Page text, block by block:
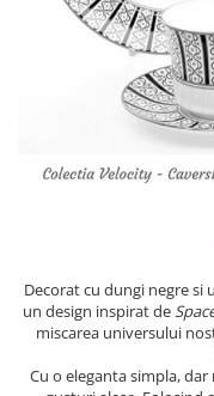
SUB 3000
PRODUSE
CĂNI
ACCESORII PENTRU
SET CEAI &AMP; DESERT
ACCESORII DECORATIVE
SETURI DE CAFEA
AZAY CASA
PORTMEIRION
VILLA ALTACHIARA
COLECȚII
CORPURI DE ILUMINAT
WATERFORD
SALVIATI
ROYAL ALBERT
AZAY CASA
SETURI PENTRU CAVIAR
ACCESORII BIROU
SUPORTURI PENTRU
ARTHUR PRICE OF
CHINELLI
VERA WANG
Decorat cu dungi negre
un design inspirat de
miscarea universului
Cu o eleganta simpla,